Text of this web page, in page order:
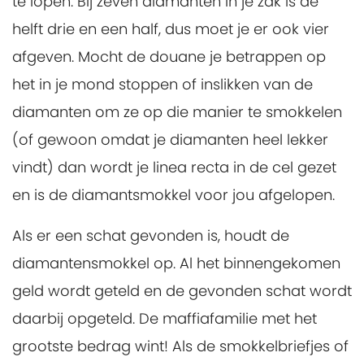
helft drie en een half, dus moet je er ook vier
afgeven. Mocht de douane je betrappen op
het in je mond stoppen of inslikken van de
diamanten om ze op die manier te smokkelen
(of gewoon omdat je diamanten heel lekker
vindt) dan wordt je linea recta in de cel gezet
en is de diamantsmokkel voor jou afgelopen.
Als er een schat gevonden is, houdt de
diamantensmokkel op. Al het binnengekomen
geld wordt geteld en de gevonden schat wordt
daarbij opgeteld. De maffiafamilie met het
grootste bedrag wint! Als de smokkelbriefjes of